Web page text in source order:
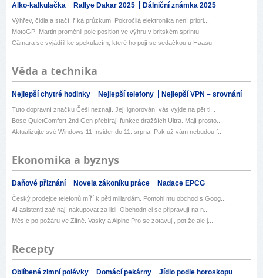
Alko-kalkulačka Rallye Dakar 2025 Dálniční známka 2025
Výhřev, čidla a stačí, říká průzkum. Pokročilá elektronika není priori...
MotoGP: Martin proměnil pole position ve výhru v britském sprintu
Câmara se vyjádřil ke spekulacím, které ho pojí se sedačkou u Haasu
Věda a technika
Nejlepší chytré hodinky Nejlepší telefony Nejlepší VPN – srovnání
Tuto dopravní značku Češi neznají. Její ignorování vás vyjde na pět ti...
Bose QuietComfort 2nd Gen přebírají funkce dražších Ultra. Mají prosto...
Aktualizujte své Windows 11 Insider do 11. srpna. Pak už vám nebudou f...
Ekonomika a byznys
Daňové přiznání Novela zákoníku práce Nadace EPCG
Český prodejce telefonů míří k pěti miliardám. Pomohl mu obchod s Goog...
AI asistenti začínají nakupovat za lidi. Obchodníci se připravují na n...
Měsíc po požáru ve Zlíně. Vasky a Alpine Pro se zotavují, potíže ale j...
Recepty
Oblíbené zimní polévky Domácí pekárny Jídlo podle horoskopu